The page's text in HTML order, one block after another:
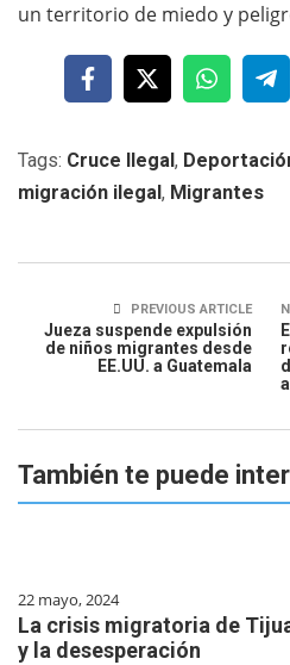
un territorio de miedo y
Tags: Cruce Ilegal ,
migración ilegal , Migrantes
PREVIOUS ARTICLE
Jueza suspende expulsión
de niños migrantes desde
EE.UU. a Guatemala
También te puede
22 mayo, 2024
La crisis migratoria de
y la desesperación